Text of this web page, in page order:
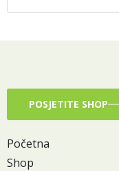
POSJETITE SHOP
Početna
Shop